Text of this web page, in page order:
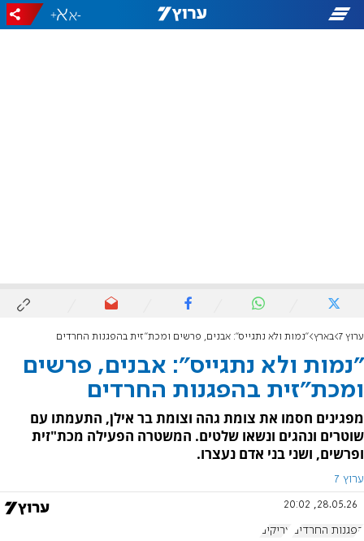
-
+
ערוץ 7 בארץ "נמות ולא נתגייס": אבנים, פרשים ומכת"זית בהפגנות החרדים
"נמות ולא נתגייס": אבנים, פרשים
ומכת"זית בהפגנות החרדים
מפגינים חסמו את צומת גהה וצומת בר אילן, התעמתו עם
שוטרים ונהגים ונשאו שלטים. המשטרה הפעילה מכת"זית
ופרשים, ושני בני אדם נעצרו.
ערוץ 7
28.05.26, 20:02
הפגנות החרדים עריקים